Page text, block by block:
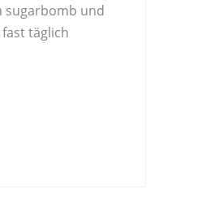
sugarbomb und
täglich